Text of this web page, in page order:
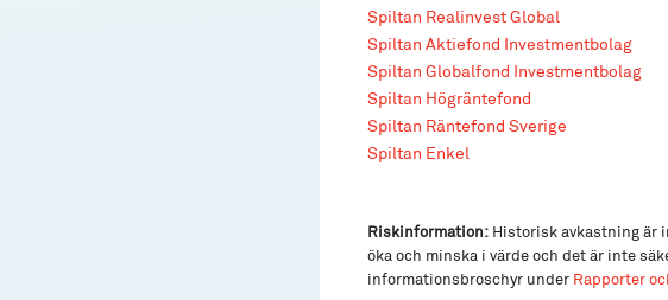
Spiltan Realinvest Global
Spiltan Aktiefond Investmentbolag
Spiltan Globalfond Investmentbolag
Spiltan Högräntefond
Spiltan Räntefond Sverige
Spiltan Enkel
Riskinformation:Historisk avkastning är
öka och minska i värde och det är inte
informationsbroschyr under Rapporter